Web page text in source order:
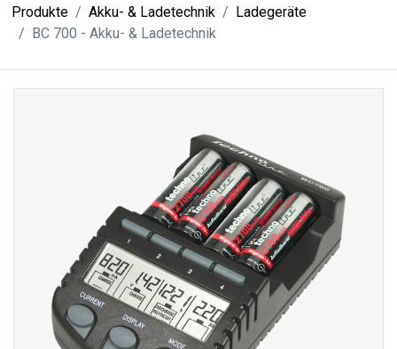
Produkte Akku- & Ladetechnik
Ladegeräte
BC 700 - Akku- & Ladetechnik